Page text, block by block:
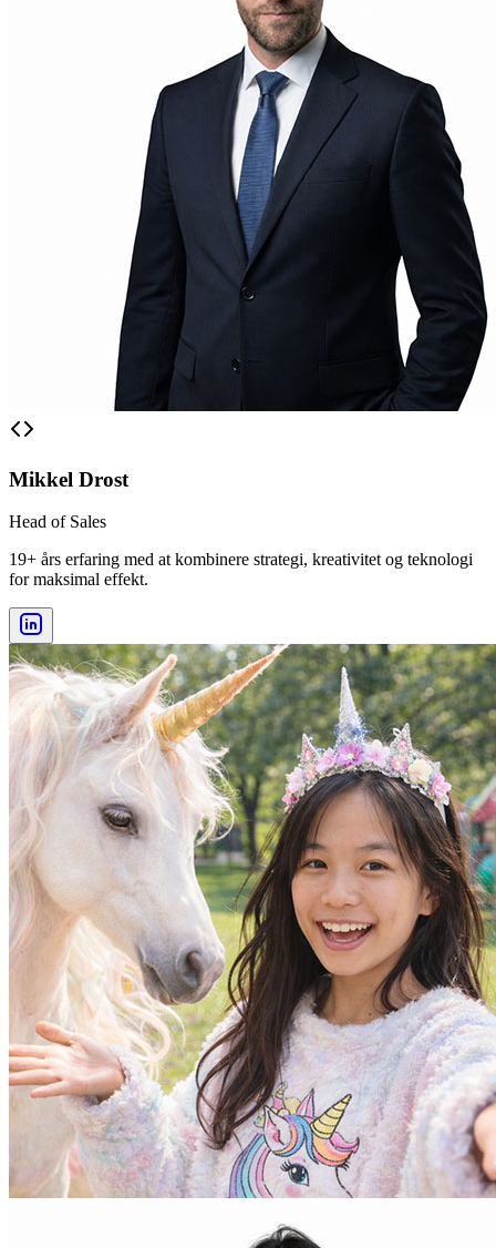
Mikkel Drost
Head of Sales
19+ års erfaring med at kombinere strategi, kreativitet og teknologi
for maksimal effekt.